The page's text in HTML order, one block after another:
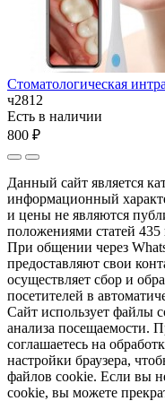
Стоматологическая
ч2812
Есть в наличии
800 ₽
Данный сайт является
информационный
и цены не являются
положениями статей
При общении через
предоставляют свои
осуществляет сбор и
посетителей в
Сайт использует файлы
анализа посещаемости.
соглашаетесь на
настройки браузера,
файлов cookie. Если вы
cookie, вы можете